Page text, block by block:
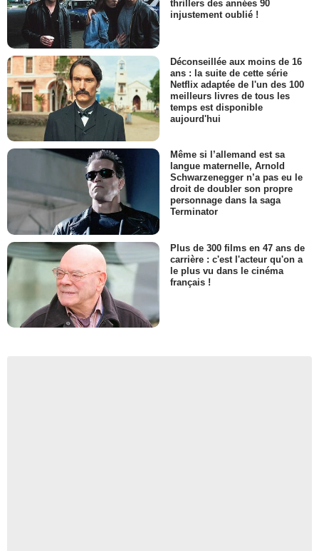
thrillers des années 90
injustement oublié !
Déconseillée aux moins de 16
ans : la suite de cette série
Netflix adaptée de l'un des 100
meilleurs livres de tous les
temps est disponible
aujourd'hui
Même si l’allemand est sa
langue maternelle, Arnold
Schwarzenegger n’a pas eu le
droit de doubler son propre
personnage dans la saga
Terminator
Plus de 300 films en 47 ans de
carrière : c'est l'acteur qu'on a
le plus vu dans le cinéma
français !